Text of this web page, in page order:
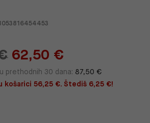
62,50 €
prethodnih 30 dana: 87,50 €
košarici 56,25 €. Štediš 6,25 €!